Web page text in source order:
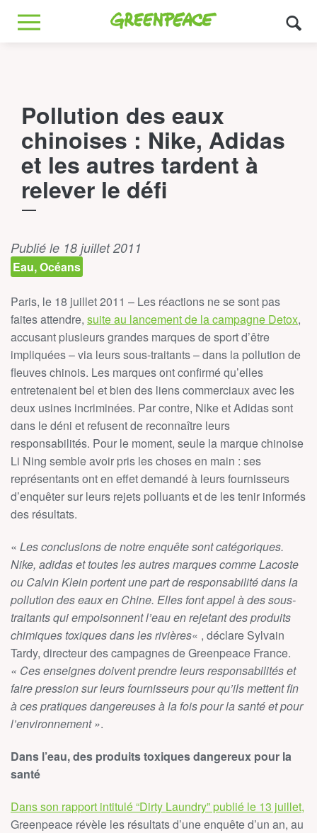
Greenpeace
MENU
Pollution des eaux
chinoises : Nike, Adidas
et les autres tardent à
relever le défi
Publié le 18 juillet 2011
Eau, Océans
Paris, le 18 juillet 2011 – Les réactions ne se sont pas
faites attendre, suite au lancement de la campagne Detox,
accusant plusieurs grandes marques de sport d’être
impliquées – via leurs sous-traitants – dans la pollution de
fleuves chinois. Les marques ont confirmé qu’elles
entretenaient bel et bien des liens commerciaux avec les
deux usines incriminées. Par contre, Nike et Adidas sont
dans le déni et refusent de reconnaître leurs
responsabilités. Pour le moment, seule la marque chinoise
Li Ning semble avoir pris les choses en main : ses
représentants ont en effet demandé à leurs fournisseurs
d’enquêter sur leurs rejets polluants et de les tenir informés
des résultats.
« Les conclusions de notre enquête sont catégoriques.
Nike, adidas et toutes les autres marques comme Lacoste
ou Calvin Klein portent une part de responsabilité dans la
pollution des eaux en Chine. Elles font appel à des sous-
traitants qui empoisonnent l’eau en rejetant des produits
chimiques toxiques dans les rivières« , déclare Sylvain
Tardy, directeur des campagnes de Greenpeace France.
« Ces enseignes doivent prendre leurs responsabilités et
faire pression sur leurs fournisseurs pour qu’ils mettent fin
à ces pratiques dangereuses à la fois pour la santé et pour
l’environnement ».
Dans l’eau, des produits toxiques dangereux pour la
santé
Dans son rapport intitulé “Dirty Laundry” publié le 13 juillet,
Greenpeace révèle les résultats d’une enquête d’un an, au